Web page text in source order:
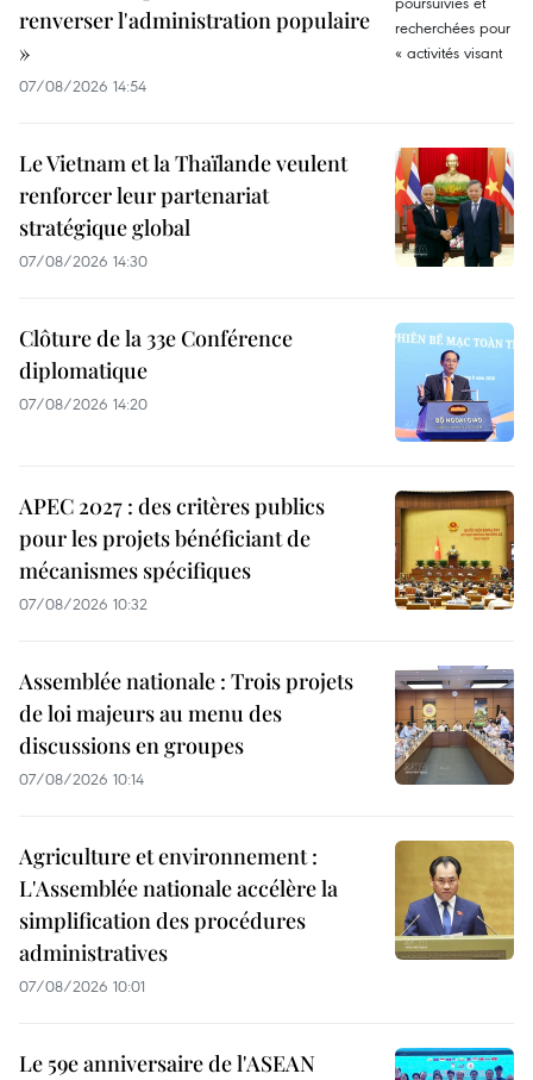
renverser l'administration populaire
»
07/08/2026 14:54
Le Vietnam et la Thaïlande veulent
renforcer leur partenariat
stratégique global
07/08/2026 14:30
Clôture de la 33e Conférence
diplomatique
07/08/2026 14:20
APEC 2027 : des critères publics
pour les projets bénéficiant de
mécanismes spécifiques
07/08/2026 10:32
Assemblée nationale : Trois projets
de loi majeurs au menu des
discussions en groupes
07/08/2026 10:14
Agriculture et environnement :
L'Assemblée nationale accélère la
simplification des procédures
administratives
07/08/2026 10:01
Le 59e anniversaire de l'ASEAN